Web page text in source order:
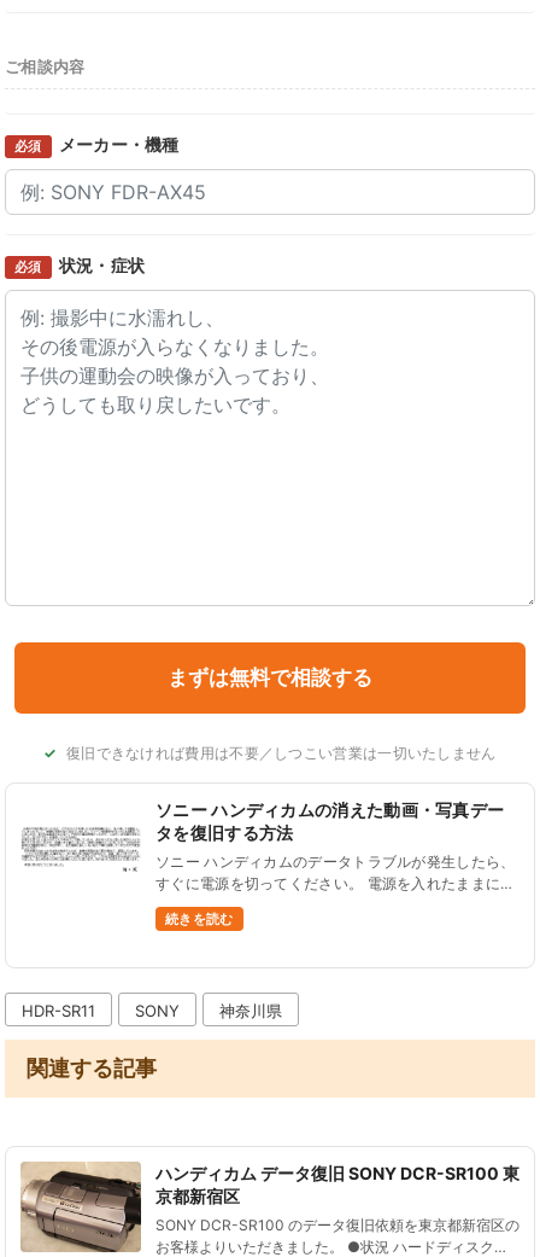
ご相談内容
必須 メーカー・機種
必須 状況・症状
復旧できなければ費用は不要／しつこい営業は一切いたしません
ソニー ハンディカムの消えた動画・写真デー
タを復旧する方法
ソニー ハンディカムのデータトラブルが発生したら、
すぐに電源を切ってください。 電源を入れたままにし
ていると、内蔵データが上書きされてしまってデータ
の復旧率が低下する可能性があります。 電源を切って
続きを読む
HDR-SR11 SONY 神奈川県
関連する記事
ハンディカム データ復旧 SONY DCR-SR100 東
京都新宿区
SONY DCR-SR100 のデータ復旧依頼を東京都新宿区の
お客様よりいただきました。 ●状況 ハードディスクを